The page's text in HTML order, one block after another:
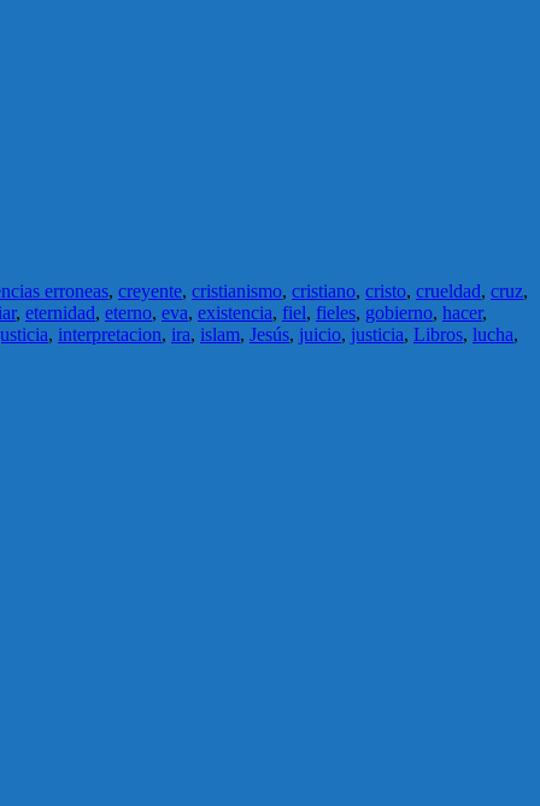
erroneas, creyente, cristianismo, cristiano, cristo, crueldad, cruz,
, eternidad, eterno, eva, existencia, fiel, fieles, gobierno, hacer,
, interpretacion, ira, islam, Jesús, juicio, justicia, Libros, lucha,